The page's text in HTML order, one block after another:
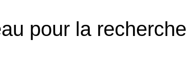
pour la recherche